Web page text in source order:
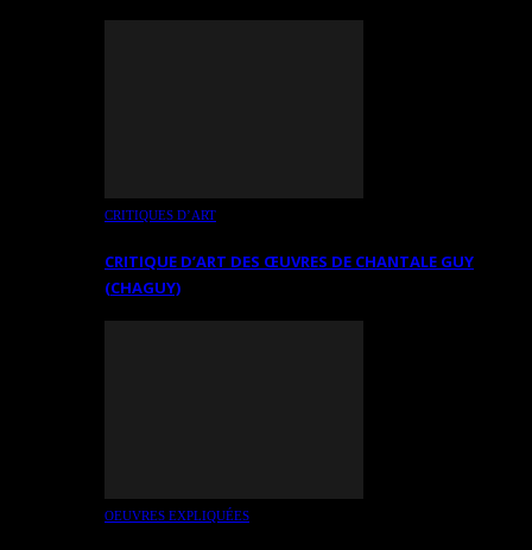
CRITIQUES D’ART
CRITIQUE D’ART DES ŒUVRES DE CHANTALE GUY
(CHAGUY)
OEUVRES EXPLIQUÉES